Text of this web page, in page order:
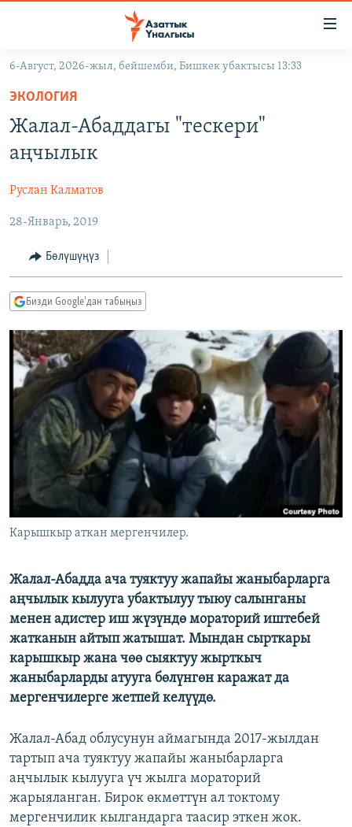
Навигацияга
өтүңүз
Издөөгө
салыңыз
ЭКОНОМИКА
МАДАНИЯТ
БОРБОР АЗИЯ
АТАЙЫН ИЛИКТӨӨ
ТВ ПРОГРАММАЛАР
БҮГҮН АЗАТТЫКТА
БИЗ ЖАНА ДҮЙНӨ
ДАНИСТЕ
ЭЖЕ-СИҢДИЛЕР
АЗАТТЫК+
ЫҢГАЙСЫЗ СУРООЛОР
ПОДКАСТ
ӨЗГӨЧӨ ПИКИР
ОНЛАЙН ШЕРИНЕ
ЭЕ/АРнун бардык сайттары
6-Август, 2026-жыл, бейшемби, Бишкек убактысы 13:33
ЭКОЛОГИЯ
Жалал-Абаддагы "тескери"
аңчылык
Руслан Калматов
28-Январь, 2019
Бөлүшүңүз
Бизди Google'дан табыңыз
Карышкыр аткан мергенчилер.
Жалал-Абадда ача туяктуу жапайы жаныбарларга
аңчылык кылууга убактылуу тыюу салынганы
менен адистер иш жүзүндө мораторий иштебей
жатканын айтып жатышат. Мындан сырткары
карышкыр жана чөө сыяктуу жырткыч
жаныбарларды атууга бөлүнгөн каражат да
мергенчилерге жетпей келүүдө.
Жалал-Абад облусунун аймагында 2017-жылдан
тартып ача туяктуу жапайы жаныбарларга
аңчылык кылууга үч жылга мораторий
жарыяланган. Бирок өкмөттүн ал токтому
мергенчилик кылгандарга таасир эткен жок.